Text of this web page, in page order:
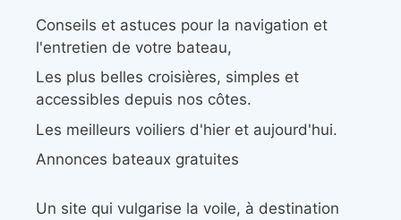
Conseils et astuces pour la navigation et
l'entretien de votre bateau,
Les plus belles croisières, simples et
accessibles depuis nos côtes.
Les meilleurs voiliers d'hier et aujourd'hui.
Annonces bateaux gratuites
Un site qui vulgarise la voile, à destination